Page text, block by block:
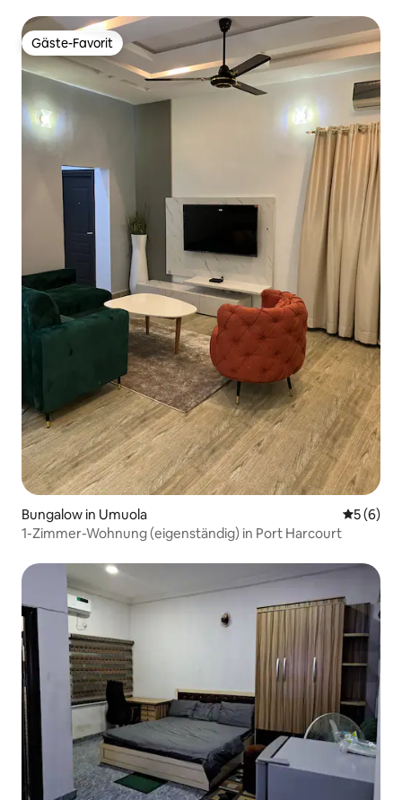
Gäste-Favorit
Gäste-Favorit
Bungalow in Umuola
5 (6)
1-Zimmer-Wohnung (eigenständig) in Port Harcourt